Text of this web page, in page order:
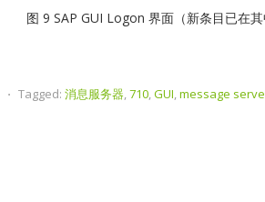
图 9 SAP GUI Logon 界面（新条目已在
⋅ Tagged: 消息服务器 710 GUI message